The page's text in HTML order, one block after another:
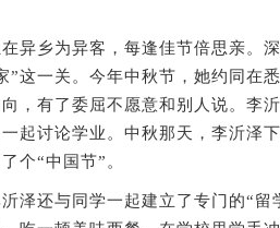
乡为异客，每逢佳节倍思亲。深
”这一关。今年中秋节，她约同在
，有了委屈不愿意和别人说。李
起讨论学业。中秋那天，李沂泽
个“中国节”。
还与同学一起建立了专门的“留